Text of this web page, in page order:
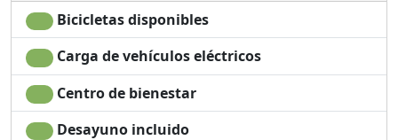
Bicicletas disponibles
Carga de vehículos eléctricos
Centro de bienestar
Desayuno incluido